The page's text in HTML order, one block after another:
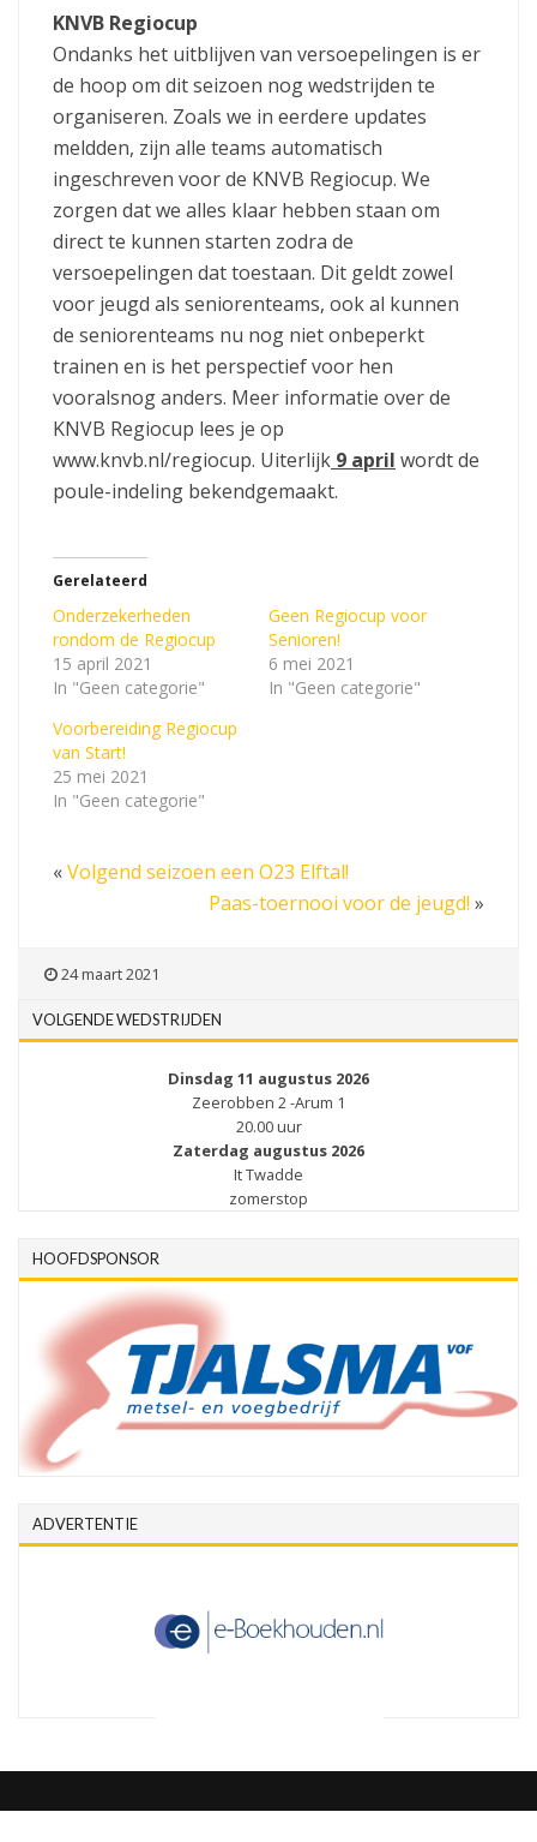
KNVB Regiocup
Ondanks het uitblijven van versoepelingen is er
de hoop om dit seizoen nog wedstrijden te
organiseren. Zoals we in eerdere updates
meldden, zijn alle teams automatisch
ingeschreven voor de KNVB Regiocup. We
zorgen dat we alles klaar hebben staan om
direct te kunnen starten zodra de
versoepelingen dat toestaan. Dit geldt zowel
voor jeugd als seniorenteams, ook al kunnen
de seniorenteams nu nog niet onbeperkt
trainen en is het perspectief voor hen
vooralsnog anders. Meer informatie over de
KNVB Regiocup lees je op
www.knvb.nl/regiocup. Uiterlijk 9 april wordt de
poule-indeling bekendgemaakt.
Gerelateerd
Onderzekerheden
rondom de Regiocup
15 april 2021
In "Geen categorie"
Geen Regiocup voor
Senioren!
6 mei 2021
In "Geen categorie"
Voorbereiding Regiocup
van Start!
25 mei 2021
In "Geen categorie"
«Volgend seizoen een O23 Elftal!
Paas-toernooi voor de jeugd! »
24 maart 2021
VOLGENDE WEDSTRIJDEN
Dinsdag 11 augustus 2026
Zeerobben 2 -Arum 1
20.00 uur
Zaterdag augustus 2026
It Twadde
zomerstop
HOOFDSPONSOR
ADVERTENTIE